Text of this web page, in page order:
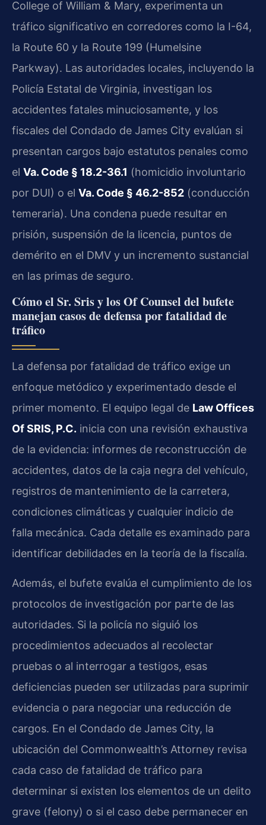
College of William & Mary, experimenta un
tráfico significativo en corredores como la I-64,
la Route 60 y la Route 199 (Humelsine
Parkway). Las autoridades locales, incluyendo la
Policía Estatal de Virginia, investigan los
accidentes fatales minuciosamente, y los
fiscales del Condado de James City evalúan si
presentan cargos bajo estatutos penales como
el Va. Code § 18.2-36.1 (homicidio involuntario
por DUI) o el Va. Code § 46.2-852 (conducción
temeraria). Una condena puede resultar en
prisión, suspensión de la licencia, puntos de
demérito en el DMV y un incremento sustancial
en las primas de seguro.
Cómo el Sr. Sris y los Of Counsel del bufete
manejan casos de defensa por fatalidad de
tráfico
La defensa por fatalidad de tráfico exige un
enfoque metódico y experimentado desde el
primer momento. El equipo legal de Law Offices
Of SRIS, P.C. inicia con una revisión exhaustiva
de la evidencia: informes de reconstrucción de
accidentes, datos de la caja negra del vehículo,
registros de mantenimiento de la carretera,
condiciones climáticas y cualquier indicio de
falla mecánica. Cada detalle es examinado para
identificar debilidades en la teoría de la fiscalía.
Además, el bufete evalúa el cumplimiento de los
protocolos de investigación por parte de las
autoridades. Si la policía no siguió los
procedimientos adecuados al recolectar
pruebas o al interrogar a testigos, esas
deficiencias pueden ser utilizadas para suprimir
evidencia o para negociar una reducción de
cargos. En el Condado de James City, la
ubicación del Commonwealth’s Attorney revisa
cada caso de fatalidad de tráfico para
determinar si existen los elementos de un delito
grave (felony) o si el caso debe permanecer en